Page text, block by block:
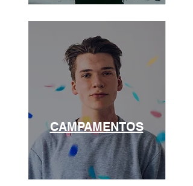
CAMPAMENTOS